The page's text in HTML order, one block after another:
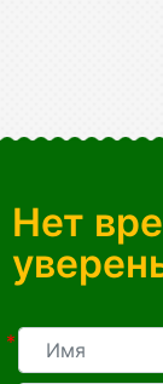
Нет
*